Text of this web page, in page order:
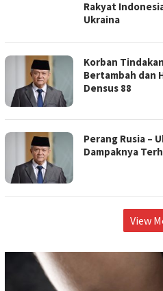
Rakyat
Ukraina
Korban
Bertambah dan
Densus 88
Perang Rusia –
Dampaknya
View